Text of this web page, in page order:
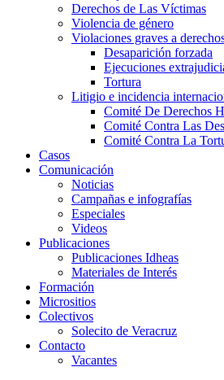
Derechos de Las Víctimas
Violencia de género
Violaciones graves a
Desaparición forzada​
Ejecuciones
Tortura
Litigio e incidencia
Comité De Derechos
Comité Contra Las
Comité Contra La
Casos
Comunicación
Noticias
Campañas e infografías
Especiales
Videos
Publicaciones
Publicaciones Idheas
Materiales de Interés
Formación
Micrositios
Colectivos
Solecito de Veracruz
Contacto
Vacantes